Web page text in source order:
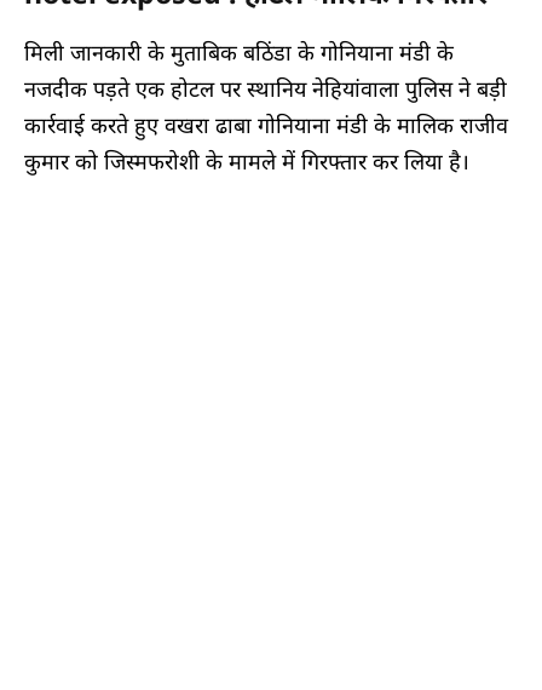
मिली जानकारी के मुताबिक बठिंडा के गोनियाना मंडी के
नजदीक पड़ते एक होटल पर स्थानिय नेहियांवाला पुलिस ने बड़ी
कार्रवाई करते हुए वखरा ढाबा गोनियाना मंडी के मालिक राजीव
कुमार को जिस्मफरोशी के मामले में गिरफ्तार कर लिया है।